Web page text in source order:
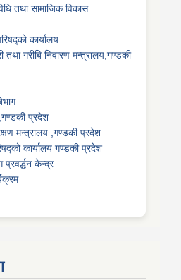
तथा सामाजिक विकास
कार्यालय
तथा गरीबि निवारण मन्त्रालय,गण्डकी
प्रदेश
मन्त्रालय ,गण्डकी प्रदेश
कार्यालय गण्डकी प्रदेश
केन्द्र